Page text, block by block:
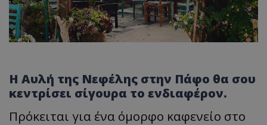
Η Αυλή της Νεφέλης στην Πάφο θα σου
κεντρίσει σίγουρα το ενδιαφέρον.
Πρόκειται για ένα όμορφο καφενείο στο